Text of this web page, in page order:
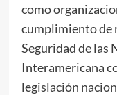
como
cumplimiento de
Seguridad de las
Interamericana
legislación